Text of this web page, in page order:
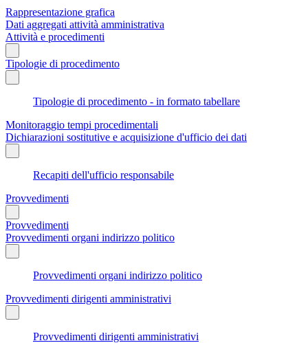
Rappresentazione grafica
Dati aggregati attività amministrativa
Attività e procedimenti
Tipologie di procedimento
Tipologie di procedimento - in formato tabellare
Monitoraggio tempi procedimentali
Dichiarazioni sostitutive e acquisizione d'ufficio dei dati
Recapiti dell'ufficio responsabile
Provvedimenti
Provvedimenti
Provvedimenti organi indirizzo politico
Provvedimenti organi indirizzo politico
Provvedimenti dirigenti amministrativi
Provvedimenti dirigenti amministrativi